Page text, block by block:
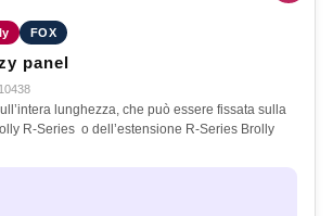
FOX
panel
lunghezza, che può essere fissata sulla
R-Series o dell’estensione R-Series Brolly